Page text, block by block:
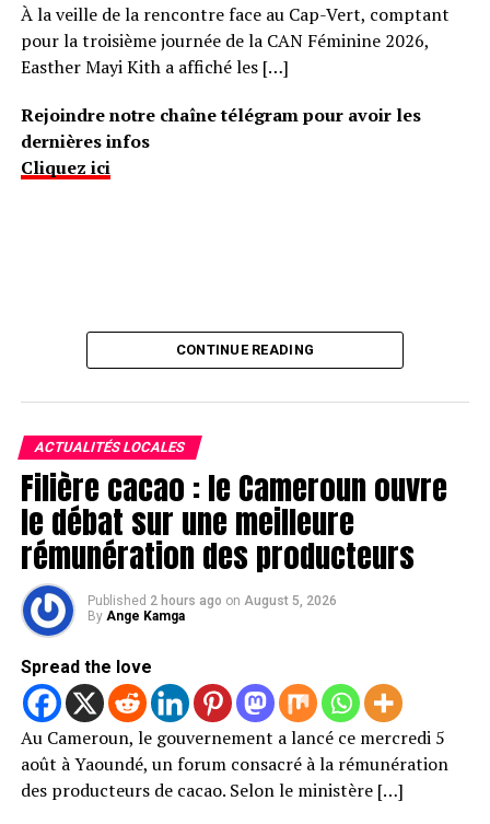
À la veille de la rencontre face au Cap-Vert, comptant
pour la troisième journée de la CAN Féminine 2026,
Easther Mayi Kith a affiché les […]
Rejoindre notre chaîne télégram pour avoir les
dernières infos
Cliquez ici
CONTINUE READING
ACTUALITÉS LOCALES
Filière cacao : le Cameroun ouvre
le débat sur une meilleure
rémunération des producteurs
Published 2 hours ago on August 5, 2026
By Ange Kamga
Spread the love
Au Cameroun, le gouvernement a lancé ce mercredi 5
août à Yaoundé, un forum consacré à la rémunération
des producteurs de cacao. Selon le ministère […]